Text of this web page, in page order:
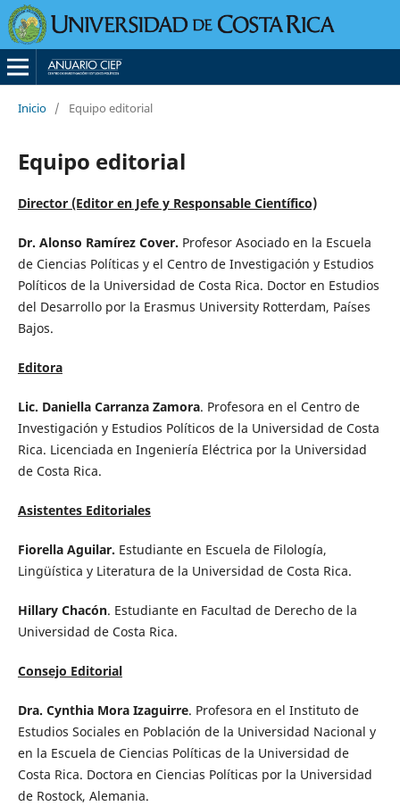
Inicio / Equipo editorial
Equipo editorial
Director (Editor en Jefe y Responsable Científico)
Dr. Alonso Ramírez Cover. Profesor Asociado en la Escuela
de Ciencias Políticas y el Centro de Investigación y Estudios
Políticos de la Universidad de Costa Rica. Doctor en Estudios
del Desarrollo por la Erasmus University Rotterdam, Países
Bajos.
Editora
Lic. Daniella Carranza Zamora. Profesora en el Centro de
Investigación y Estudios Políticos de la Universidad de Costa
Rica. Licenciada en Ingeniería Eléctrica por la Universidad
de Costa Rica.
Asistentes Editoriales
Fiorella Aguilar. Estudiante en Escuela de Filología,
Lingüística y Literatura de la Universidad de Costa Rica.
Hillary Chacón. Estudiante en Facultad de Derecho de la
Universidad de Costa Rica.
Consejo Editorial
Dra. Cynthia Mora Izaguirre. Profesora en el Instituto de
Estudios Sociales en Población de la Universidad Nacional y
en la Escuela de Ciencias Políticas de la Universidad de
Costa Rica. Doctora en Ciencias Políticas por la Universidad
de Rostock, Alemania.